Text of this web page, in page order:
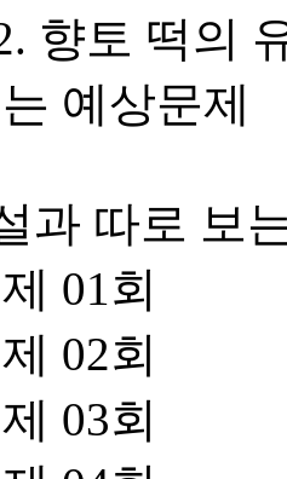
향토 떡의
예상문제
과 따로 보
01회
02회
03회